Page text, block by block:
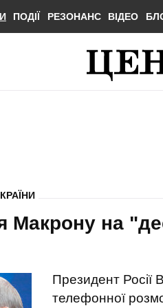
ПОДІЇ РЕЗОНАНС ВІДЕО
Макрону на
Президент Росії
телефонної